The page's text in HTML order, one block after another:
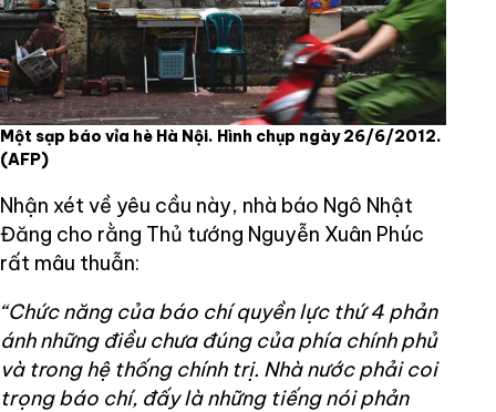
Một sạp báo vỉa hè Hà Nội. Hình chụp ngày 26/6/2012.
(AFP)
Nhận xét về yêu cầu này, nhà báo Ngô Nhật
Đăng cho rằng Thủ tướng Nguyễn Xuân Phúc
rất mâu thuẫn:
“Chức năng của báo chí quyền lực thứ 4 phản
ánh những điều chưa đúng của phía chính phủ
và trong hệ thống chính trị. Nhà nước phải coi
trọng báo chí, đấy là những tiếng nói phản